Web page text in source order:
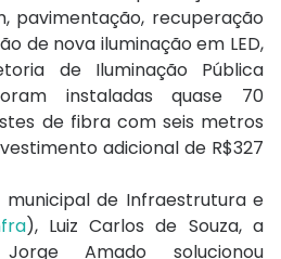
pavimentação, recuperação
de nova iluminação em LED,
de Iluminação Pública
instaladas quase 70
de fibra com seis metros
adicional de R$327
municipal de Infraestrutura e
), Luiz Carlos de Souza, a
Amado solucionou